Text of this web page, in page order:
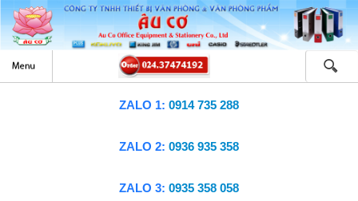
ZALO 1: 0914 735 288
ZALO 2: 0936 935 358
ZALO 3: 0935 358 058